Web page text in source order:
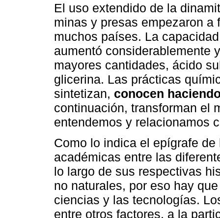
El uso extendido de la
minas y presas empezaron
muchos países. La
aumentó considerablemente
mayores cantidades, ácido
glicerina. Las prácticas
sintetizan, conocen
continuación, transforman el
entendemos y relacionamos
Como lo indica el epígrafe
académicas entre las
lo largo de sus respectivas
no naturales, por eso hay
ciencias y las tecnologías.
entre otros factores, a la